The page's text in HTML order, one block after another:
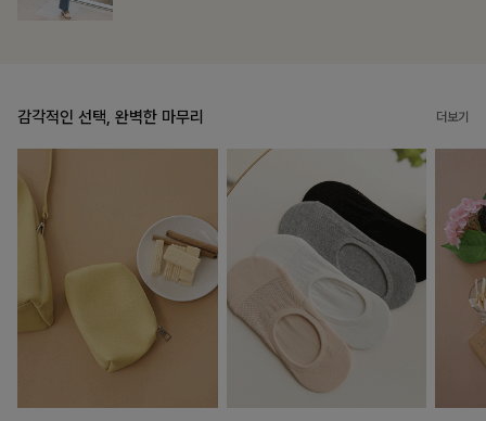
감각적인 선택, 완벽한 마무리 더보기